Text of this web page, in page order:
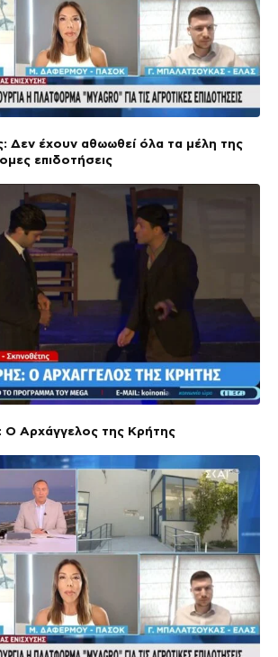
Δεν έχουν αθωωθεί όλα τα μέλη της
επιδοτήσεις
Ο Αρχάγγελος της Κρήτης